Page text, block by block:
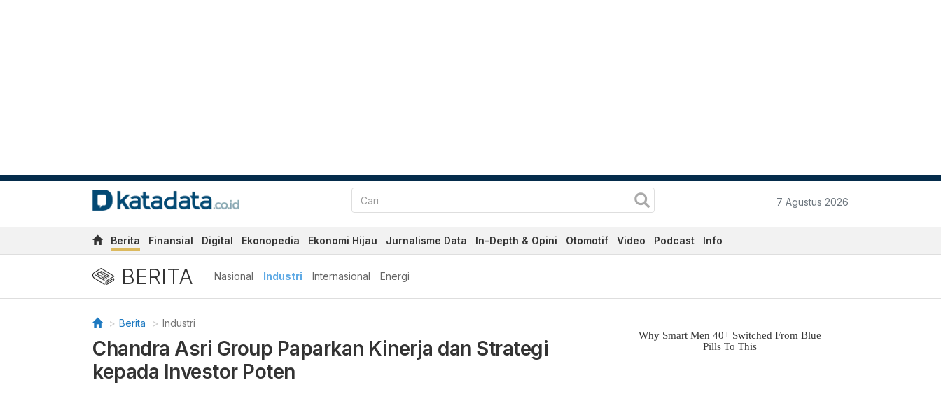
7 Agustus 2026
Berita Finansial Digital Ekonopedia Ekonomi Hijau Jurnalisme Data In-Depth & Opini Otomotif Video Podcast Info
BERITA Nasional Industri Internasional Energi
Berita Industri
Chandra Asri Group Paparkan Kinerja dan Strategi
kepada Investor Poten